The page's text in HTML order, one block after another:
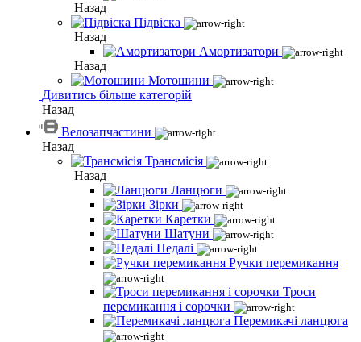
Назад
Підвіска
Назад
Амортизатори
Назад
Мотошини
Дивитись більше категорій
Назад
Велозапчастини
Назад
Трансмісія
Назад
Ланцюги
Зірки
Каретки
Шатуни
Педалі
Ручки перемикання
Троси
перемикання і сорочки
Перемикачі ланцюга